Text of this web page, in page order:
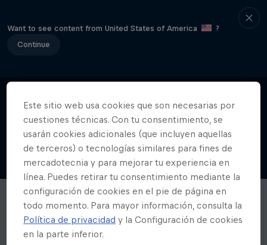
Want to see content from United States of America
?
Continue
Este sitio web usa cookies que son necesarias por
cuestiones técnicas. Con tu consentimiento, se
usarán cookies adicionales (que incluyen aquellas
de terceros) o tecnologías similares para fines de
mercadotecnia y para mejorar tu experiencia en
línea. Puedes retirar tu consentimiento mediante la
configuración de cookies en el pie de página en
todo momento. Para mayor información, consulta la
Política de privacidad y la Configuración de cookies
en la parte inferior.